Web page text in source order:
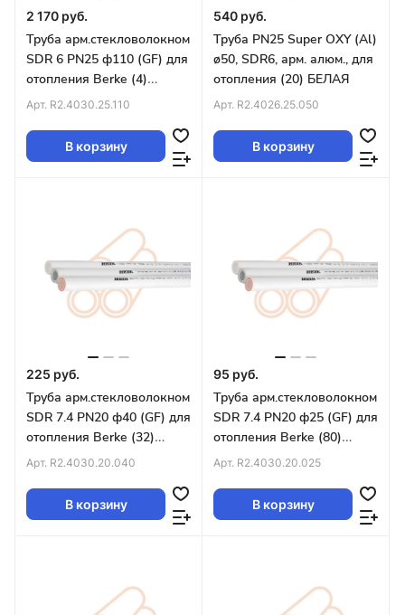
2 170 руб.
Труба арм.стекловолокном
SDR 6 PN25 ф110 (GF) для
отопления Berke (4)
БЕЛАЯ
Арт. R2.4030.25.110
В корзину
540 руб.
Труба PN25 Super OXY (Al)
ø50, SDR6, арм. алюм., для
отопления (20) БЕЛАЯ
Арт. R2.4026.25.050
В корзину
225 руб.
Труба арм.стекловолокном
SDR 7.4 PN20 ф40 (GF) для
отопления Berke (32)
БЕЛАЯ
Арт. R2.4030.20.040
В корзину
95 руб.
Труба арм.стекловолокном
SDR 7.4 PN20 ф25 (GF) для
отопления Berke (80)
БЕЛАЯ
Арт. R2.4030.20.025
В корзину